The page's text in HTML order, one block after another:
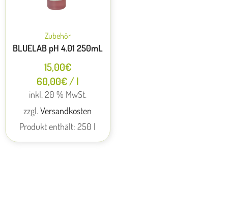
Zubehör
BLUELAB pH 4.01 250mL
15,00€
60,00€/l
inkl. 20 % MwSt.
zzgl.Versandkosten
Produkt enthält: 250 l